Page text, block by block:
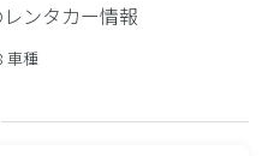
ンタカー情報
車種